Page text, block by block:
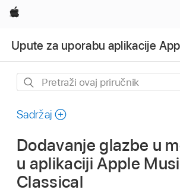
Apple
Pretraži
priručnik
Sadržaj
Dodavanje glazbe u
u aplikaciji Apple
Classical